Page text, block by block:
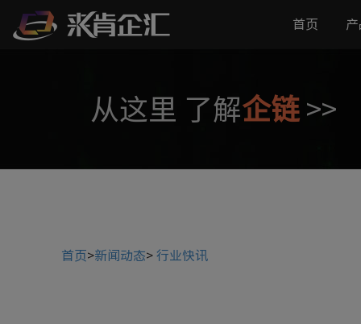
首页
从这里 了解企链 >>
首页>新闻动态> 行业快讯